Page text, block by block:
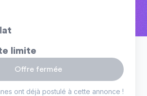
limite
Offre fermée
ont déjà postulé à cette annonce !